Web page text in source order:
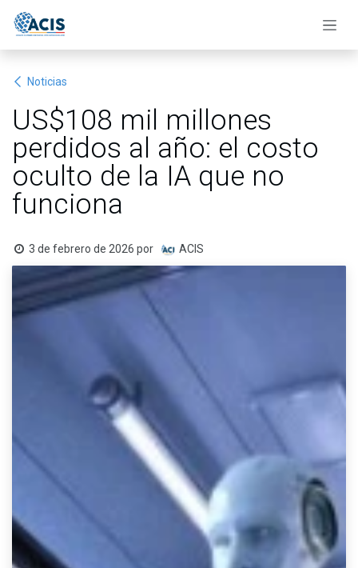
Noticias
US$108 mil millones
perdidos al año: el costo
oculto de la IA que no
funciona
3 de febrero de 2026 por ACIS